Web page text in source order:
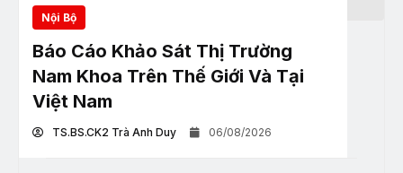
Nội Bộ
Báo Cáo Khảo Sát Thị Trường
Nam Khoa Trên Thế Giới Và Tại
Việt Nam
TS.BS.CK2 Trà Anh Duy 06/08/2026